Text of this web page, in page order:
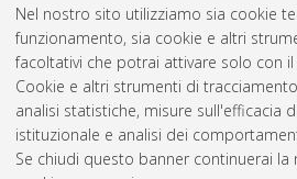
Nel nostro sito utilizziamo sia cookie
funzionamento, sia cookie e altri
facoltativi che potrai attivare solo con
Cookie e altri strumenti di
analisi statistiche, misure sull'efficacia
istituzionale e analisi dei
Se chiudi questo banner continuerai la
agronomici della gestione
Sangiovese).[Laurea], Università di
Viticoltura ed enologia [L-DM270] -
text non disponibile
Questa lista e' stata generata ilFri